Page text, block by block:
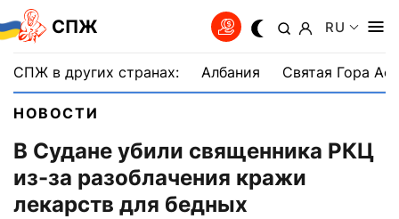
СПЖ RU
СПЖ в других странах: Албания Святая Гора
НОВОСТИ
В Судане убили священника РКЦ
из-за разоблачения кражи
лекарств для бедных